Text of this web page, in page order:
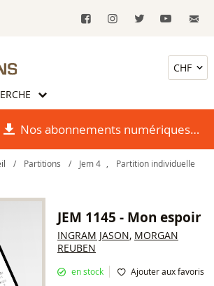
Nos abonnements numériques
/ Partitions / Jem 4 Partition individuelle
JEM 1145 - Mon espoir
INGRAM JASON, MORGAN
REUBEN
en stock Ajouter aux favoris